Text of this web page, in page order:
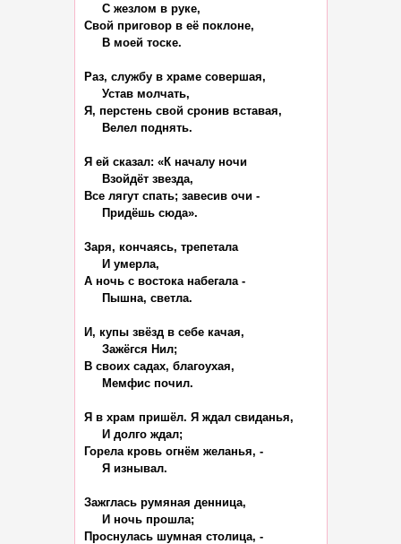
     С жезлом в руке,
Свой приговор в её поклоне,
     В моей тоске.
Раз, службу в храме совершая,
     Устав молчать,
Я, перстень свой сронив вставая,
     Велел поднять.
Я ей сказал: «К началу ночи
     Взойдёт звезда,
Все лягут спать; завесив очи -
     Придёшь сюда».
Заря, кончаясь, трепетала
     И умерла,
А ночь с востока набегала -
     Пышна, светла.
И, купы звёзд в себе качая,
     Зажёгся Нил;
В своих садах, благоухая,
     Мемфис почил.
Я в храм пришёл. Я ждал свиданья,
     И долго ждал;
Горела кровь огнём желанья, -
     Я изнывал.
Зажглась румяная денница,
     И ночь прошла;
Проснулась шумная столица, -